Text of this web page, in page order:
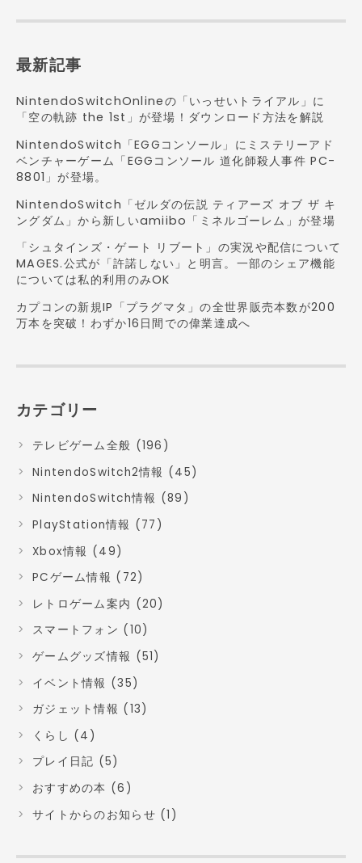
最新記事
NintendoSwitchOnlineの「いっせいトライアル」に
「空の軌跡 the 1st」が登場！ダウンロード方法を解説
NintendoSwitch「EGGコンソール」にミステリーアド
ベンチャーゲーム「EGGコンソール 道化師殺人事件 PC-
8801」が登場。
NintendoSwitch「ゼルダの伝説 ティアーズ オブ ザ キ
ングダム」から新しいamiibo「ミネルゴーレム」が登場
「シュタインズ・ゲート リブート」の実況や配信について
MAGES.公式が「許諾しない」と明言。一部のシェア機能
については私的利用のみOK
カプコンの新規IP「プラグマタ」の全世界販売本数が200
万本を突破！わずか16日間での偉業達成へ
カテゴリー
テレビゲーム全般 (196)
NintendoSwitch2情報 (45)
NintendoSwitch情報 (89)
PlayStation情報 (77)
Xbox情報 (49)
PCゲーム情報 (72)
レトロゲーム案内 (20)
スマートフォン (10)
ゲームグッズ情報 (51)
イベント情報 (35)
ガジェット情報 (13)
くらし (4)
プレイ日記 (5)
おすすめの本 (6)
サイトからのお知らせ (1)